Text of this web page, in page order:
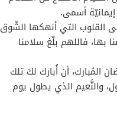
أسمى.
التي أنهكها الشّوق
بها، فاللهم بلّغ سلامنا
المُبارك، أن أُبارك لكَ تلك
والنَّعيم الذي يطول يوم